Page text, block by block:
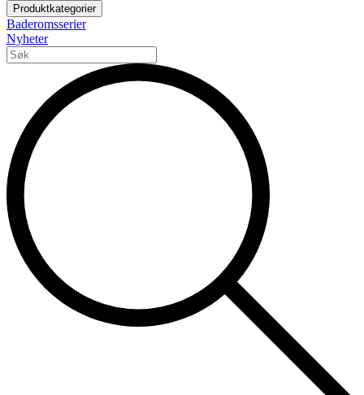
Produktkategorier
Baderomsserier
Nyheter